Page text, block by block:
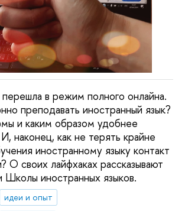
в режим полного онлайна.
преподавать иностранный язык?
и каким образом удобнее
наконец, как не терять крайне
иностранному языку контакт
О своих лайфхаках рассказывают
Школы иностранных языков.
идеи и опыт